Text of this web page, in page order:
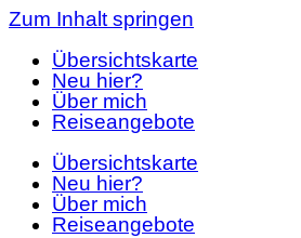
Zum Inhalt springen
Übersichtskarte
Neu hier?
Über mich
Reiseangebote
Übersichtskarte
Neu hier?
Über mich
Reiseangebote